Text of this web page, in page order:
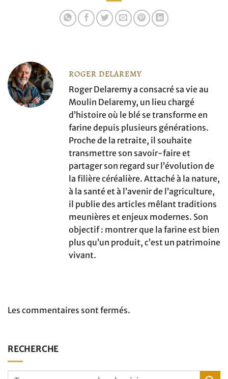
ROGER DELAREMY
Roger Delaremy a consacré sa vie au
Moulin Delaremy, un lieu chargé
d’histoire où le blé se transforme en
farine depuis plusieurs générations.
Proche de la retraite, il souhaite
transmettre son savoir-faire et
partager son regard sur l’évolution de
la filière céréalière. Attaché à la nature,
à la santé et à l’avenir de l’agriculture,
il publie des articles mêlant traditions
meunières et enjeux modernes. Son
objectif : montrer que la farine est bien
plus qu’un produit, c’est un patrimoine
vivant.
Les commentaires sont fermés.
RECHERCHE